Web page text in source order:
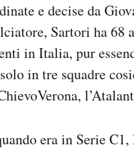
e decise da
Sartori ha 68
in Italia, pur
in tre squadre
era in Serie C1,